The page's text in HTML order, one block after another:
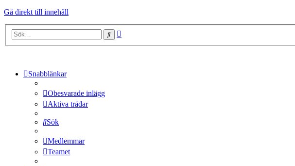
Gå direkt till innehåll
Sök
Snabblänkar
Obesvarade inlägg
Aktiva trådar
Sök
Medlemmar
Teamet